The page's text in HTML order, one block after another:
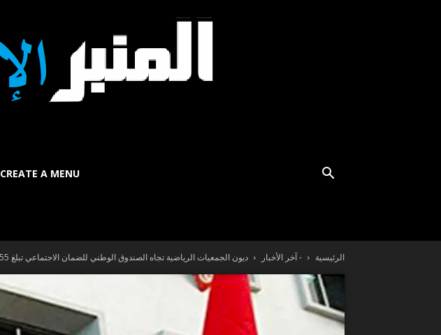
A MENU
الرئيسية - آخر الأخبار ديون الجمعيات الرياضية تجاه الصندوق الوطني للضمان الاجتماعي تبلغ 55 مليون دينار